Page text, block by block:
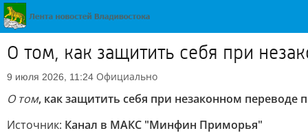
О том, как защитить себя при
9 июля 2026, 11:24 Официально
О том, как защитить себя при незаконном переводе
Источник: Канал в МАКС "Минфин Приморья"